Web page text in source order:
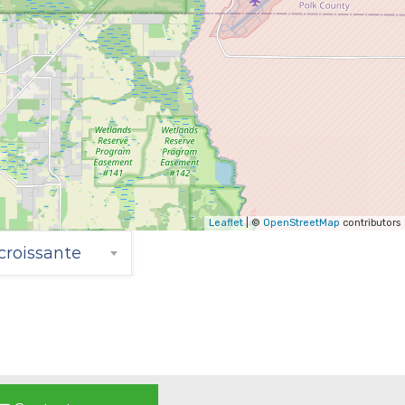
Leaflet| © OpenStreetMap contributors